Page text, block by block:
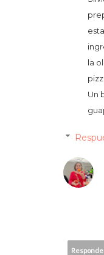
la
Un